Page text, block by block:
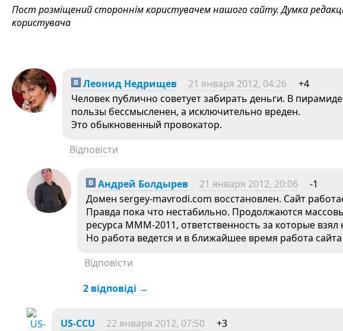
Пост розміщений стороннім користувачем нашого сайту. Думка
користувача
Леонид Недрищев 21 января 2012, 04:26
+4
Человек публично советует забирать деньги. В
пользы бессмысленен, а исключительно вреден.
Это обыкновенный провокатор.
Відповісти
Андрей Болдырев 21 января 2012, 20:06
-1
Домен sergey-mavrodi.com восстановлен. Сайт
Правда пока что нестабильно. Продолжаются
ресурса МММ-2011, ответственность за которые взял
Но работа ведется и в ближайшее время работа
Відповісти
2 відповіді →
US-CCU 22 января 2012, 07:50
+3